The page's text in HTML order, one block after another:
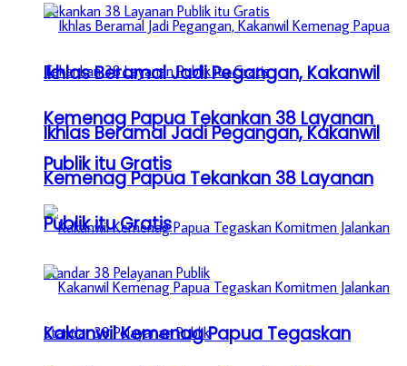
Ikhlas Beramal Jadi Pegangan, Kakanwil
Kemenag Papua Tekankan 38 Layanan
Publik itu Gratis
Kakanwil Kemenag Papua Tegaskan
Ikhlas Beramal Jadi Pegangan, Kakanwil
Kemenag Papua Tekankan 38 Layanan
Publik itu Gratis